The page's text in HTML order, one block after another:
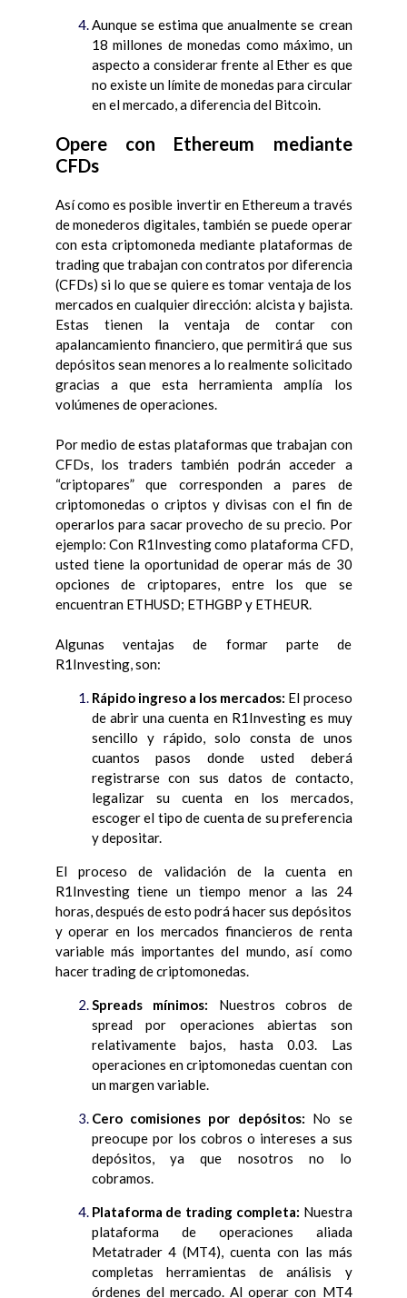
Aunque se estima que anualmente se crean
18 millones de monedas como máximo, un
aspecto a considerar frente al Ether es que
no existe un límite de monedas para circular
en el mercado, a diferencia del Bitcoin.
Opere con Ethereum mediante
CFDs
Así como es posible invertir en Ethereum a través
de monederos digitales, también se puede operar
con esta criptomoneda mediante plataformas de
trading que trabajan con contratos por diferencia
(CFDs) si lo que se quiere es tomar ventaja de los
mercados en cualquier dirección: alcista y bajista.
Estas tienen la ventaja de contar con
apalancamiento financiero, que permitirá que sus
depósitos sean menores a lo realmente solicitado
gracias a que esta herramienta amplía los
volúmenes de operaciones.
Por medio de estas plataformas que trabajan con
CFDs, los traders también podrán acceder a
“criptopares” que corresponden a pares de
criptomonedas o criptos y divisas con el fin de
operarlos para sacar provecho de su precio. Por
ejemplo: Con R1Investing como plataforma CFD,
usted tiene la oportunidad de operar más de 30
opciones de criptopares, entre los que se
encuentran ETHUSD; ETHGBP y ETHEUR.
Algunas ventajas de formar parte de
R1Investing, son:
Rápido ingreso a los mercados: El proceso
de abrir una cuenta en R1Investing es muy
sencillo y rápido, solo consta de unos
cuantos pasos donde usted deberá
registrarse con sus datos de contacto,
legalizar su cuenta en los mercados,
escoger el tipo de cuenta de su preferencia
y depositar.
El proceso de validación de la cuenta en
R1Investing tiene un tiempo menor a las 24
horas, después de esto podrá hacer sus depósitos
y operar en los mercados financieros de renta
variable más importantes del mundo, así como
hacer trading de criptomonedas.
Spreads mínimos: Nuestros cobros de
spread por operaciones abiertas son
relativamente bajos, hasta 0.03. Las
operaciones en criptomonedas cuentan con
un margen variable.
Cero comisiones por depósitos: No se
preocupe por los cobros o intereses a sus
depósitos, ya que nosotros no lo
cobramos.
Plataforma de trading completa: Nuestra
plataforma de operaciones aliada
Metatrader 4 (MT4), cuenta con las más
completas herramientas de análisis y
órdenes del mercado. Al operar con MT4